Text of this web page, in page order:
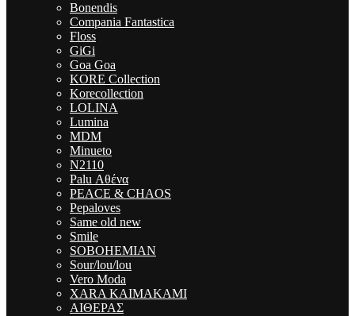
Bonendis
Compania Fantastica
Floss
GiGi
Goa Goa
KORE Collection
Korecollection
LOLINA
Lumina
MDM
Minueto
N2110
Palu Αθένα
PEACE & CHAOS
Pepaloves
Same old new
Smile
SOBOHEMIAN
Sour/lou/lou
Vero Moda
XARA KAIMAKAMI
ΑΙΘΕΡΑΣ